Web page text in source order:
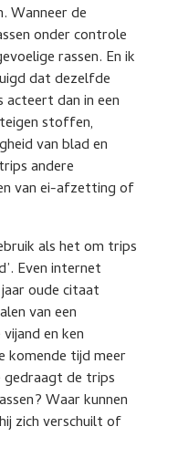
Wanneer de
onder controle
rassen. En ik
dat dezelfde
acteert dan in een
stoffen,
van blad en
andere
van ei-afzetting of
als het om trips
Even internet
oude citaat
van een
en ken
komende tijd meer
gedraagt de trips
Waar kunnen
zich verschuilt of